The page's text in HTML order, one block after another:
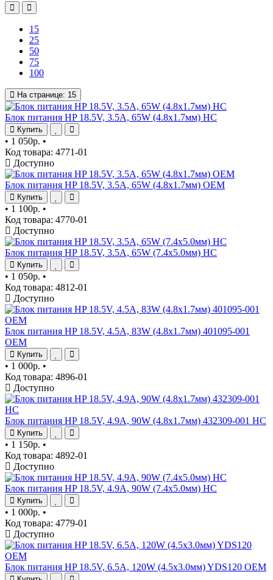
15
25
50
75
100
На странице: 15
Блок питания HP 18.5V, 3.5A, 65W (4.8x1.7мм) HC
Купить
• 1 050р. •
Код товара: 4771-01
Доступно
Блок питания HP 18.5V, 3.5A, 65W (4.8x1.7мм) OEM
Купить
• 1 100р. •
Код товара: 4770-01
Доступно
Блок питания HP 18.5V, 3.5A, 65W (7.4x5.0мм) HC
Купить
• 1 050р. •
Код товара: 4812-01
Доступно
Блок питания HP 18.5V, 4.5A, 83W (4.8x1.7мм) 401095-001
OEM
Купить
• 1 000р. •
Код товара: 4896-01
Доступно
Блок питания HP 18.5V, 4.9A, 90W (4.8x1.7мм) 432309-001 HC
Купить
• 1 150р. •
Код товара: 4892-01
Доступно
Блок питания HP 18.5V, 4.9A, 90W (7.4x5.0мм) HC
Купить
• 1 000р. •
Код товара: 4779-01
Доступно
Блок питания HP 18.5V, 6.5A, 120W (4.5x3.0мм) YDS120 OEM